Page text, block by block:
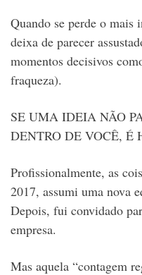
Quando se perde o mais
deixa de parecer
momentos decisivos
fraqueza).
SE UMA IDEIA NÃO
DENTRO DE VOCÊ, É
Profissionalmente, as
2017, assumi uma nova
Depois, fui convidado
empresa.
Mas aquela “contagem